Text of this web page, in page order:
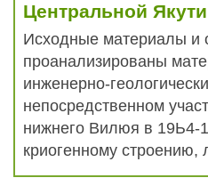
Центральной
Исходные материалы и
проанализированы
инженерно-
непосредственном
нижнего Вилюя в 19Ь4-
криогенному строению,